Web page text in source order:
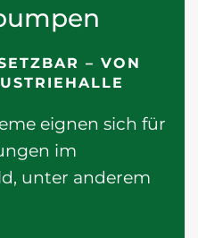
– VON
eignen sich für
im
unter anderem